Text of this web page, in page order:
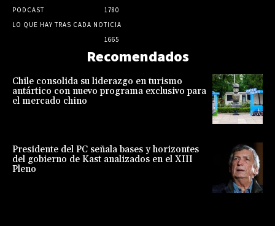
PODCAST
1780
LO QUE HAY TRAS CADA NOTICIA
1665
Recomendados
Chile consolida su liderazgo en turismo
antártico con nuevo programa exclusivo para
el mercado chino
Presidente del PC señala bases y horizontes
del gobierno de Kast analizados en el XIII
Pleno